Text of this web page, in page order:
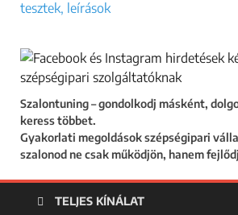
Szalontuning – gondolkodj másként,
keress többet.
Gyakorlati megoldások szépségipari
szalonod ne csak működjön, hanem
TELJES KÍNÁLAT